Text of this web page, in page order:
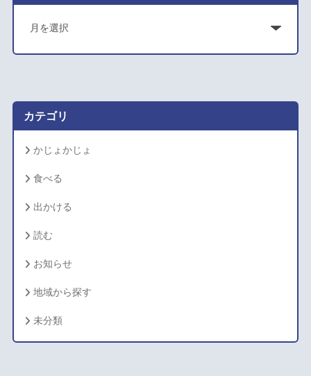
ア
カ
カテゴリ
かじょかじょ
食べる
出かける
読む
お知らせ
地域から探す
未分類